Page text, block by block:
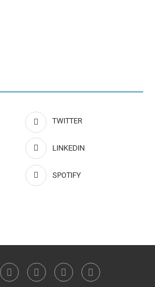
TWITTER
LINKEDIN
SPOTIFY